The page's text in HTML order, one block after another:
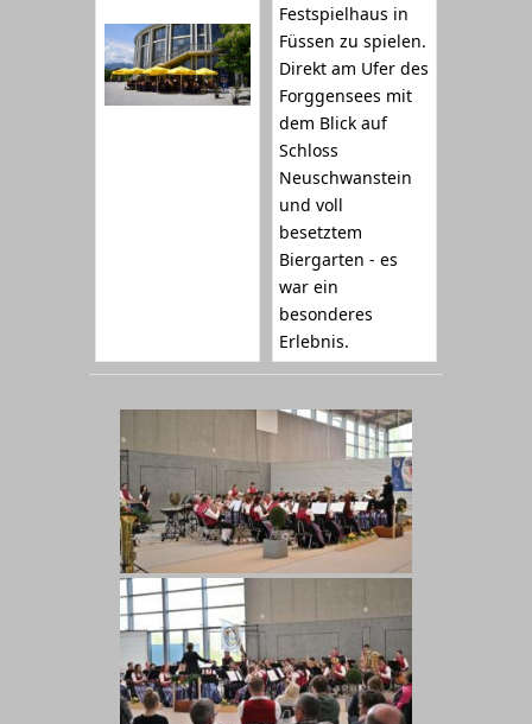
Festspielhaus in
Füssen zu spielen.
Direkt am Ufer des
Forggensees mit
dem Blick auf
Schloss
Neuschwanstein
und voll
besetztem
Biergarten - es
war ein
besonderes
Erlebnis.